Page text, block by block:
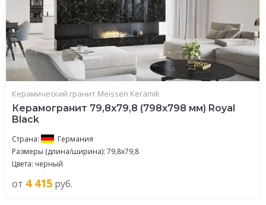
Керамический гранит Meissen Keramik
Керамогранит 79,8x79,8 (798x798 мм) Royal
Black
Страна:
Германия
Размеры (длина/ширина): 79,8x79,8
Цвета: черный
от 4 415 руб.